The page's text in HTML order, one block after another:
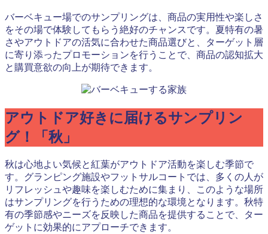
バーベキュー場でのサンプリングは、商品の実用性や楽しさ
をその場で体験してもらう絶好のチャンスです。夏特有の暑
さやアウトドアの活気に合わせた商品選びと、ターゲット層
に寄り添ったプロモーションを行うことで、商品の認知拡大
と購買意欲の向上が期待できます。
アウトドア好きに届けるサンプリン
グ！「秋」
秋は心地よい気候と紅葉がアウトドア活動を楽しむ季節で
す。グランピング施設やフットサルコートでは、多くの人が
リフレッシュや趣味を楽しむために集まり、このような場所
はサンプリングを行うための理想的な環境となります。秋特
有の季節感やニーズを反映した商品を提供することで、ター
ゲットに効果的にアプローチできます。